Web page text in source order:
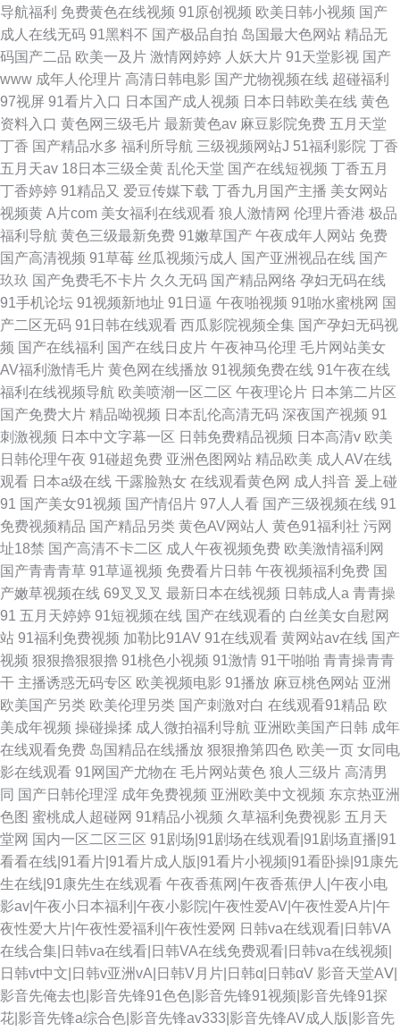
导航福利 免费黄色在线视频 91原创视频 欧美日韩小视频 国产
成人在线无码 91黑料不 国产极品自拍 岛国最大色网站 精品无
码国产二品 欧美一及片 激情网婷婷 人妖大片 91天堂影视 国产
www 成年人伦理片 高清日韩电影 国产尤物视频在线 超碰福利
97视屏 91看片入口 日本国产成人视频 日本日韩欧美在线 黄色
资料入口 黄色网三级毛片 最新黄色av 麻豆影院免费 五月天堂
丁香 国产精品水多 福利所导航 三级视频网站J 51福利影院 丁香
五月天av 18日本三级全黄 乱伦天堂 国产在线短视频 丁香五月
丁香婷婷 91精品又 爱豆传媒下载 丁香九月国产主播 美女网站
视频黄 A片com 美女福利在线观看 狼人激情网 伦理片香港 极品
福利导航 黄色三级最新免费 91嫩草国产 午夜成年人网站 免费
国产高清视频 91草莓 丝瓜视频污成人 国产亚洲视品在线 国产
玖玖 国产免费毛不卡片 久久无码 国产精品网络 孕妇无码在线
91手机论坛 91视频新地址 91日逼 午夜啪视频 91啪水蜜桃网 国
产二区无码 91日韩在线观看 西瓜影院视频全集 国产孕妇无码视
频 国产在线福利 国产在线日皮片 午夜神马伦理 毛片网站美女
AV福利激情毛片 黄色网在线播放 91视频免费在线 91午夜在线
福利在线视频导航 欧美喷潮一区二区 午夜理论片 日本第二片区
国产免费大片 精品呦视频 日本乱伦高清无码 深夜国产视频 91
刺激视频 日本中文字幕一区 日韩免费精品视频 日本高清v 欧美
日韩伦理午夜 91碰超免费 亚洲色图网站 精品欧美 成人AV在线
观看 日本a级在线 干露脸熟女 在线观看黄色网 成人抖音 爰上碰
91 国产美女91视频 国产情侣片 97人人看 国产三级视频在线 91
免费视频精品 国产精品另类 黄色AV网站人 黄色91福利社 污网
址18禁 国产高清不卡二区 成人午夜视频免费 欧美激情福利网
国产青青青草 91草逼视频 免费看片日韩 午夜视频福利免费 国
产嫩草视频在线 69叉叉叉 最新日本在线视频 日韩成人a 青青操
91 五月天婷婷 91短视频在线 国产在线观看的 白丝美女自慰网
站 91福利免费视频 加勒比91AV 91在线观看 黄网站av在线 国产
视频 狠狠擼狠狠擼 91桃色小视频 91激情 91干啪啪 青青操青青
干 主播诱惑无码专区 欧美视频电影 91播放 麻豆桃色网站 亚洲
欧美国产另类 欧美伦理另类 国产刺激对白 在线观看91精品 欧
美成年视频 操碰操揉 成人微拍福利导航 亚洲欧美国产日韩 成年
在线观看免费 岛国精品在线播放 狠狠撸第四色 欧美一页 女同电
影在线观看 91网国产尤物在 毛片网站黄色 狼人三级片 高清男
同 国产日韩伦理淫 成年免费视频 亚洲欧美中文视频 东京热亚洲
色图 蜜桃成人超碰网 91精品小视频 久草福利免费视影 五月天
堂网 国内一区二区三区 91剧场|91剧场在线观看|91剧场直播|91
看看在线|91看片|91看片成人版|91看片小视频|91看卧操|91康先
生在线|91康先生在线观看 午夜香蕉网|午夜香蕉伊人|午夜小电
影av|午夜小日本福利|午夜小影院|午夜性爱AV|午夜性爱A片|午
夜性爱大片|午夜性爱福利|午夜性爱网 日韩va在线观看|日韩VA
在线合集|日韩va在线看|日韩VA在线免费观看|日韩va在线视频|
日韩vt中文|日韩v亚洲vA|日韩V月片|日韩α|日韩αV 影音天堂AⅤ|
影音先俺去也|影音先锋91色色|影音先锋91视频|影音先锋91探
花|影音先锋a综合色|影音先锋av333|影音先锋AV成人版|影音先